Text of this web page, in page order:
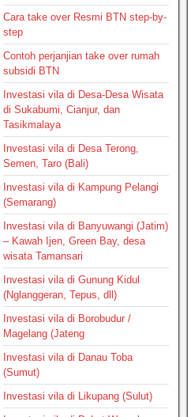
Cara take over Resmi BTN step-by-
step
Contoh perjanjian take over rumah
subsidi BTN
Investasi vila di Desa-Desa Wisata
di Sukabumi, Cianjur, dan
Tasikmalaya
Investasi vila di Desa Terong,
Semen, Taro (Bali)
Investasi vila di Kampung Pelangi
(Semarang)
Investasi vila di Banyuwangi (Jatim)
– Kawah Ijen, Green Bay, desa
wisata Tamansari
Investasi vila di Gunung Kidul
(Nglanggeran, Tepus, dll)
Investasi vila di Borobudur /
Magelang (Jateng
Investasi vila di Danau Toba
(Sumut)
Investasi vila di Likupang (Sulut)